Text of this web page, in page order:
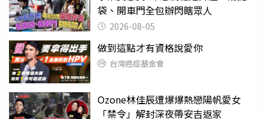
袋、開車門全包辦閃瞎眾人
2026-08-05
做到這點才有資格說愛你
台灣癌症基金會
Ozone林佳辰遭爆爆熱戀陽帆愛女
「禁令」解封深夜帶安吉返家